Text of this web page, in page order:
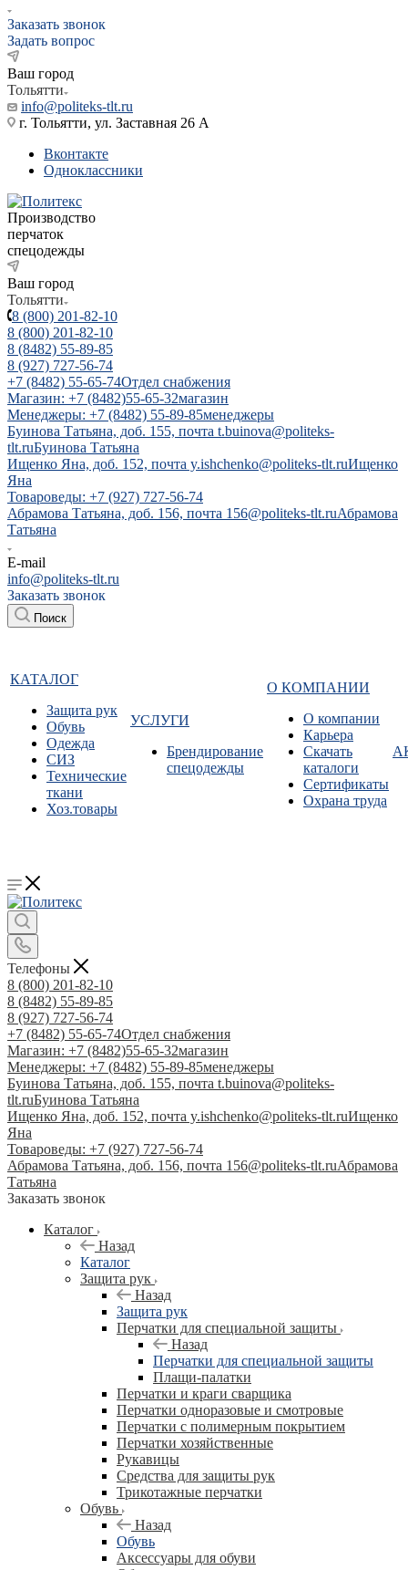
Заказать звонок
Задать вопрос
Ваш город
Тольятти
info@politeks-tlt.ru
г. Тольятти, ул. Заставная 26 А
Вконтакте
Одноклассники
Производство
перчаток
спецодежды
Ваш город
Тольятти
8 (800) 201-82-10
8 (800) 201-82-10
8 (8482) 55-89-85
8 (927) 727-56-74
+7 (8482) 55-65-74Отдел снабжения
Магазин: +7 (8482)55-65-32магазин
Менеджеры: +7 (8482) 55-89-85менеджеры
Буинова Татьяна, доб. 155, почта t.buinova@politeks-
tlt.ruБуинова Татьяна
Ищенко Яна, доб. 152, почта y.ishchenko@politeks-tlt.ruИщенко
Яна
Товароведы: +7 (927) 727-56-74
Абрамова Татьяна, доб. 156, почта 156@politeks-tlt.ruАбрамова
Татьяна
E-mail
info@politeks-tlt.ru
Заказать звонок
Поиск
КАТАЛОГ
Защита рук
Обувь
Одежда
СИЗ
Технические
ткани
Хоз.товары
УСЛУГИ
Брендирование
спецодежды
О КОМПАНИИ
О компании
Карьера
Cкачать
каталоги
Сертификаты
Охрана труда
Телефоны
8 (800) 201-82-10
8 (8482) 55-89-85
8 (927) 727-56-74
+7 (8482) 55-65-74Отдел снабжения
Магазин: +7 (8482)55-65-32магазин
Менеджеры: +7 (8482) 55-89-85менеджеры
Буинова Татьяна, доб. 155, почта t.buinova@politeks-
tlt.ruБуинова Татьяна
Ищенко Яна, доб. 152, почта y.ishchenko@politeks-tlt.ruИщенко
Яна
Товароведы: +7 (927) 727-56-74
Абрамова Татьяна, доб. 156, почта 156@politeks-tlt.ruАбрамова
Татьяна
Заказать звонок
Каталог
Назад
Каталог
Защита рук
Назад
Защита рук
Перчатки для специальной защиты
Назад
Перчатки для специальной защиты
Плащи-палатки
Перчатки и краги сварщика
Перчатки одноразовые и смотровые
Перчатки с полимерным покрытием
Перчатки хозяйственные
Рукавицы
Средства для защиты рук
Трикотажные перчатки
Обувь
Назад
Обувь
Аксессуары для обуви